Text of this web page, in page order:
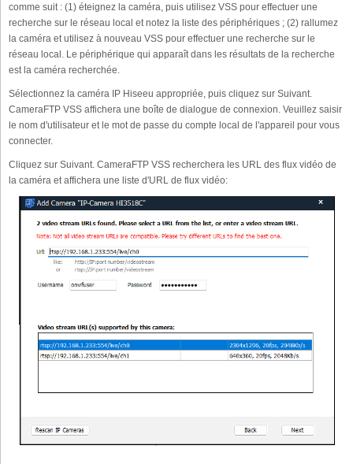
comme suit : (1) éteignez la caméra, puis utilisez VSS pour effectuer une
recherche sur le réseau local et notez la liste des périphériques ; (2) rallumez
la caméra et utilisez à nouveau VSS pour effectuer une recherche sur le
réseau local. Le périphérique qui apparaît dans les résultats de la recherche
est la caméra recherchée.
Sélectionnez la caméra IP Hiseeu appropriée, puis cliquez sur Suivant.
CameraFTP VSS affichera une boîte de dialogue de connexion. Veuillez saisir
le nom d'utilisateur et le mot de passe du compte local de l'appareil pour vous
connecter.
Cliquez sur Suivant. CameraFTP VSS recherchera les URL des flux vidéo de
la caméra et affichera une liste d'URL de flux vidéo: